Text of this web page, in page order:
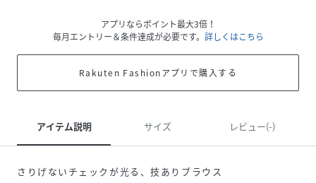
アプリならポイント最大3倍！
毎月エントリー＆条件達成が必要です。 詳しくはこちら
Rakuten Fashionアプリで購入する
アイテム説明 サイズ レビュー(-)
さりげないチェックが光る、技ありブラウス